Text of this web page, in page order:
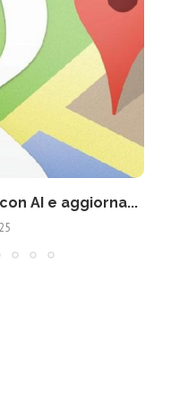
AI e aggiorna...